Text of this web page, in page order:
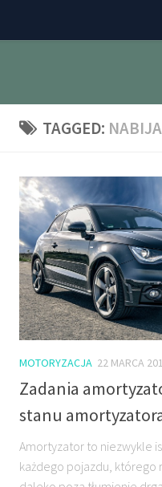
TAGGED:
MOTORYZACJA 22 MARCA
Zadania
stanu
Amortyzator to niezwykle
każdego pojazdu, którego